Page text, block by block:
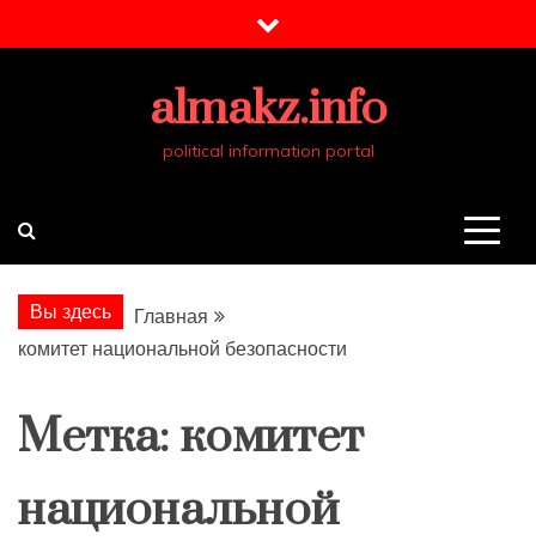
к
almakz.info
political information portal
Вы здесь
Главная
комитет национальной безопасности
Метка: комитет
национальной